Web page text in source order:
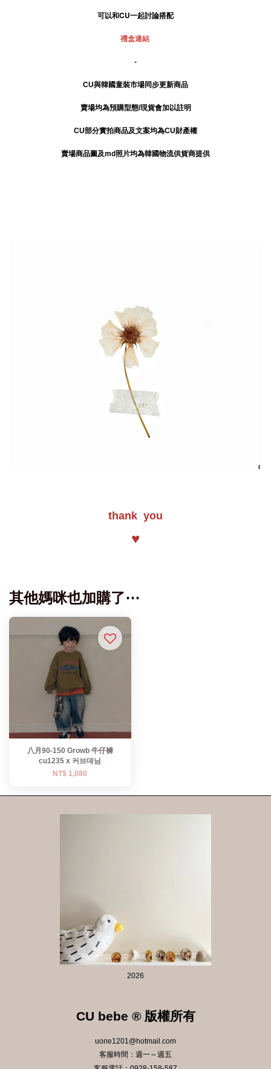
可以和CU一起討論搭配
禮盒連結
-
CU與韓國童裝市場同步更新商品
賣場均為預購型態/現貨會加以註明
CU部分實拍商品及文案均為CU財產權
賣場商品圖及md照片均為韓國物流供貨商提供
thank you
♥
其他媽咪也加購了⋯
八月90-150 Growb 牛仔褲
cu1235 x 커브데님
NT$ 1,080
2026
CU bebe ® 版權所有
uone1201@hotmail.com
客服時間：週一～週五